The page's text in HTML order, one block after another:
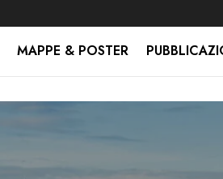
MAPPE & POSTER